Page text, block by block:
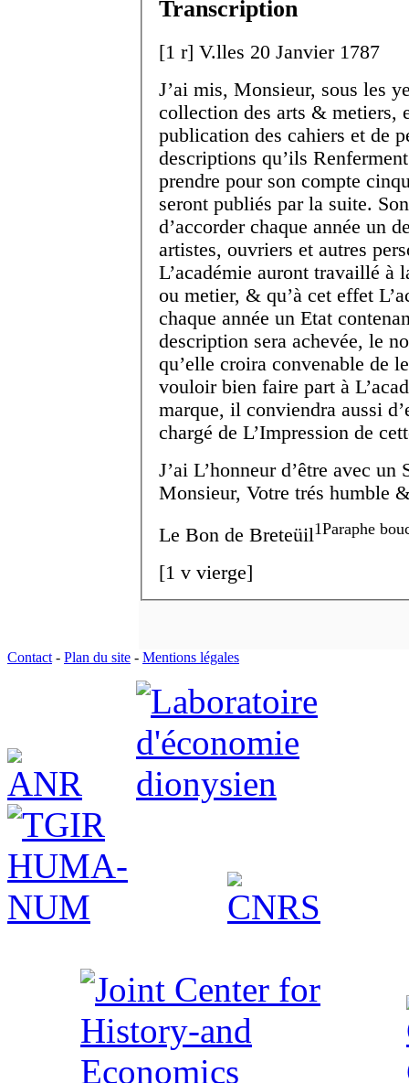
Transcription
[1 r] V.lles 20 Janvier 1787
J’ai mis, Monsieur, sous les
collection des arts & metiers,
publication des cahiers et de
descriptions qu’ils
prendre pour son compte
seront publiés par la suite.
d’accorder chaque année un
artistes, ouvriers et autres
L’académie auront travaillé à
ou metier, & qu’à cet effet
chaque année un Etat
description sera achevée, le
qu’elle croira convenable de
vouloir bien faire part à
marque, il conviendra aussi
chargé de L’Impression de
J’ai L’honneur d’être avec un
Monsieur, Votre trés humble
Le Bon de Breteüil1Paraphe
[1 v vierge]
Contact - Plan du site - Mentions légales